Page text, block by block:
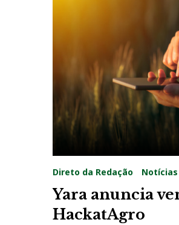
Direto da Redação Notícias
Yara anuncia
HackatAgro